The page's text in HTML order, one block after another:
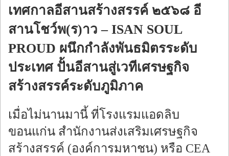
เทศกาลอีสานสร้างสรรค์ ๒๕๖๘ อี
สานโชว์พ(ร)าว – ISAN SOUL
PROUD ผนึกกำลังพันธมิตรระดับ
ประเทศ ปั้นอีสานสู่เวทีเศรษฐกิจ
สร้างสรรค์ระดับภูมิภาค
เมื่อไม่นานมานี้ ที่โรงแรมแอดลิบ
ขอนแก่น สำนักงานส่งเสริมเศรษฐกิจ
สร้างสรรค์ (องค์การมหาชน) หรือ CEA